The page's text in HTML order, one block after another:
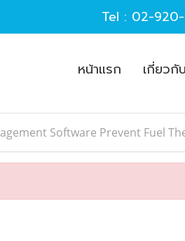
Tel : 02-
หน้าแรก เกี่ยวกั
Software Prevent Fuel